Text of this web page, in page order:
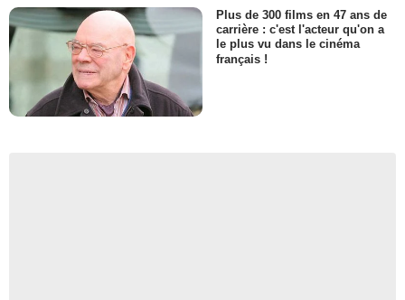
Plus de 300 films en 47 ans de
carrière : c'est l'acteur qu'on a
le plus vu dans le cinéma
français !